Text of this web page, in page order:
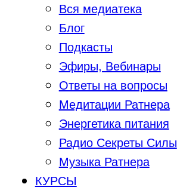
Вся медиатека
Блог
Подкасты
Эфиры, Вебинары
Ответы на вопросы
Медитации Ратнера
Энергетика питания
Радио Секреты Силы
Музыка Ратнера
КУРСЫ